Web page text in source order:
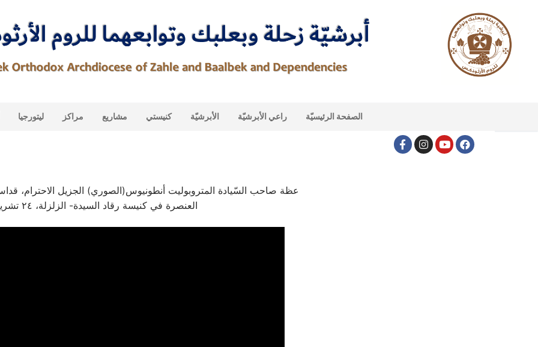
ليتورجيا مراكز مشاريع كنيستي الأبرشيّة راعي الأبرشيّة الصفحة الرئيسيّة
العنصرة في كنيسة رقاد السيدة- الزلزلة، ٢٤ تشرين الثاني ٢٠٢٤